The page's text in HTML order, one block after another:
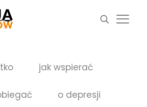
jak wspierać
o depresji